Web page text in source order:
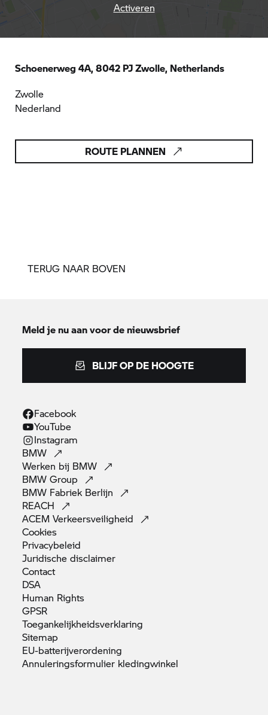
Activeren
Schoenerweg 4A, 8042 PJ Zwolle, Netherlands
Zwolle
Nederland
ROUTE PLANNEN
TERUG NAAR BOVEN
Meld je nu aan voor de nieuwsbrief
BLIJF OP DE HOOGTE
Facebook
YouTube
Instagram
BMW
Werken bij BMW
BMWGroup
BMW Fabriek Berlijn
REACH
ACEMVerkeersveiligheid
Cookies
Privacybeleid
Juridischedisclaimer
Contact
DSA
Human Rights
GPSR
Toegankelijkheidsverklaring
Sitemap
EU-batterijverordening
Annuleringsformulier kledingwinkel